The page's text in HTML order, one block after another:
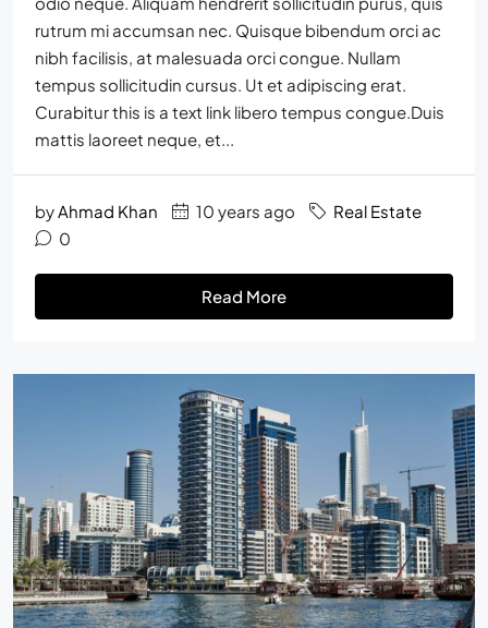
rutrum mi accumsan nec. Quisque bibendum orci ac
nibh facilisis, at malesuada orci congue. Nullam
tempus sollicitudin cursus. Ut et adipiscing erat.
Curabitur this is a text link libero tempus congue.Duis
mattis laoreet neque, et...
byAhmad Khan 10 years ago
Real Estate
0
Read More